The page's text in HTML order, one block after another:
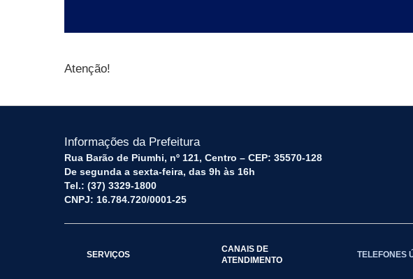
Atenção!
Informações da Prefeitura
Rua Barão de Piumhi, nº 121, Centro – CEP: 35570-128
De segunda a sexta-feira, das 9h às 16h
Tel.: (37) 3329-1800
CNPJ: 16.784.720/0001-25
SERVIÇOS
CANAIS DE
ATENDIMENTO
TELEFONES